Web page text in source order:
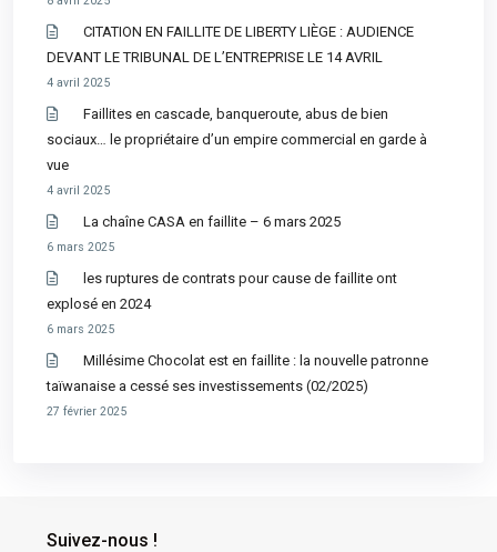
CITATION EN FAILLITE DE LIBERTY LIÈGE : AUDIENCE
DEVANT LE TRIBUNAL DE L’ENTREPRISE LE 14 AVRIL
4 avril 2025
Faillites en cascade, banqueroute, abus de bien
sociaux… le propriétaire d’un empire commercial en garde à
vue
4 avril 2025
La chaîne CASA en faillite – 6 mars 2025
6 mars 2025
les ruptures de contrats pour cause de faillite ont
explosé en 2024
6 mars 2025
Millésime Chocolat est en faillite : la nouvelle patronne
taïwanaise a cessé ses investissements (02/2025)
27 février 2025
Suivez-nous !